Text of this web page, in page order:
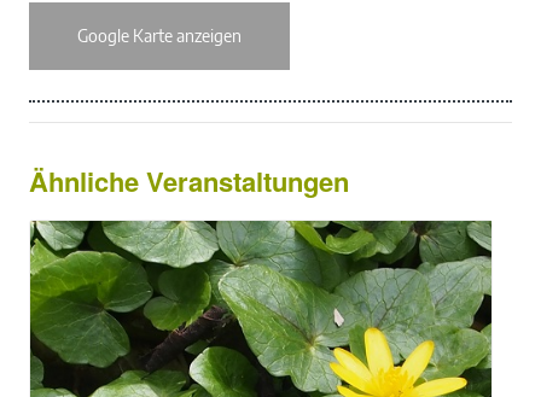
Google Karte anzeigen
Ähnliche Veranstaltungen